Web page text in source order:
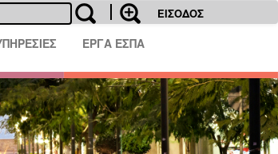
ΕΙΣΟΔΟΣ
ΕΡΓΑ ΕΣΠΑ